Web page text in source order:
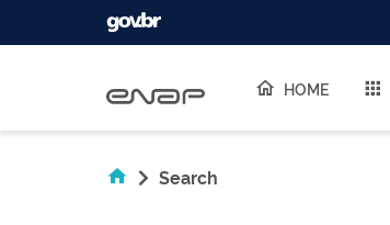
HOME
Search